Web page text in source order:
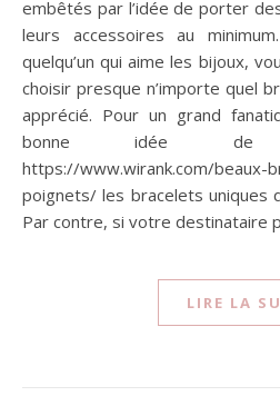
embêtés par l’idée de porter
leurs accessoires au
quelqu’un qui aime les bijoux,
choisir presque n’importe quel
apprécié. Pour un grand
bonne idée de
https://www.wirank.com/beaux-
poignets/ les bracelets uniques
Par contre, si votre destinataire
LIRE LA